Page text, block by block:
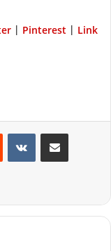
Pinterest
Link